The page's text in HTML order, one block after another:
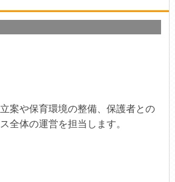
案や保育環境の整備、保護者との
全体の運営を担当します。